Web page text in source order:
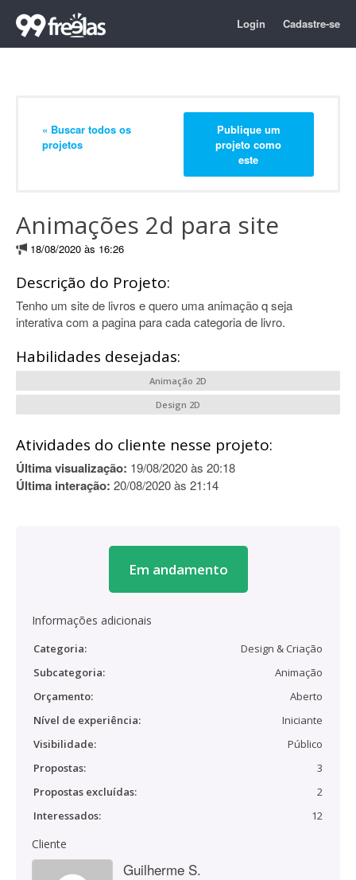
Login Cadastre-se
« Buscar todos os
projetos
Publique um
projeto como
este
Animações 2d para site
18/08/2020 às 16:26
Descrição do Projeto:
Tenho um site de livros e quero uma animação q seja
interativa com a pagina para cada categoria de livro.
Habilidades desejadas:
Animação 2D
Design 2D
Atividades do cliente nesse projeto:
Última visualização: 19/08/2020 às 20:18
Última interação: 20/08/2020 às 21:14
Em andamento
Informações adicionais
Categoria:
Design & Criação
Subcategoria:
Animação
Orçamento:
Aberto
Nível de experiência:
Iniciante
Visibilidade:
Público
Propostas:
3
Propostas excluídas:
2
Interessados:
12
Cliente
Guilherme S.